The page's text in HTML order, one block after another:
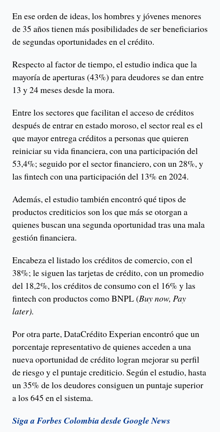
En ese orden de ideas, los hombres y jóvenes menores
de 35 años tienen más posibilidades de ser beneficiarios
de segundas oportunidades en el crédito.
Respecto al factor de tiempo, el estudio indica que la
mayoría de aperturas (43%) para deudores se dan entre
13 y 24 meses desde la mora.
Entre los sectores que facilitan el acceso de créditos
después de entrar en estado moroso, el sector real es el
que mayor entrega créditos a personas que quieren
reiniciar su vida financiera, con una participación del
53,4%; seguido por el sector financiero, con un 28%, y
las fintech con una participación del 13% en 2024.
Además, el estudio también encontró qué tipos de
productos crediticios son los que más se otorgan a
quienes buscan una segunda oportunidad tras una mala
gestión financiera.
Encabeza el listado los créditos de comercio, con el
38%; le siguen las tarjetas de crédito, con un promedio
del 18,2%, los créditos de consumo con el 16% y las
fintech con productos como BNPL (Buy now, Pay
later).
Por otra parte, DataCrédito Experian encontró que un
porcentaje representativo de quienes acceden a una
nueva oportunidad de crédito logran mejorar su perfil
de riesgo y el puntaje crediticio. Según el estudio, hasta
un 35% de los deudores consiguen un puntaje superior
a los 645 en el sistema.
Siga a Forbes Colombia desde Google News